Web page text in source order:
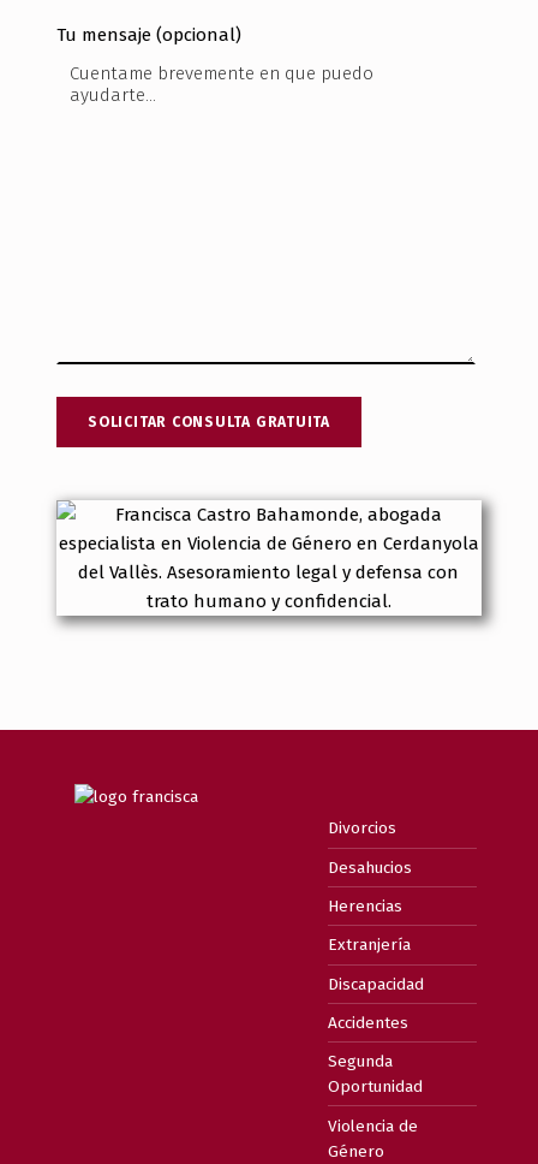
Tu mensaje (opcional)
Divorcios
Desahucios
Herencias
Extranjería
Discapacidad
Accidentes
Segunda
Oportunidad
Violencia de
Género